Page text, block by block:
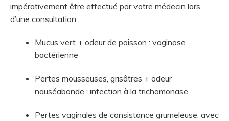
impérativement être effectué par votre médecin lors
d’une consultation :
Mucus vert + odeur de poisson : vaginose
bactérienne
Pertes mousseuses, grisâtres + odeur
nauséabonde : infection à la trichomonase
Pertes vaginales de consistance grumeleuse, avec